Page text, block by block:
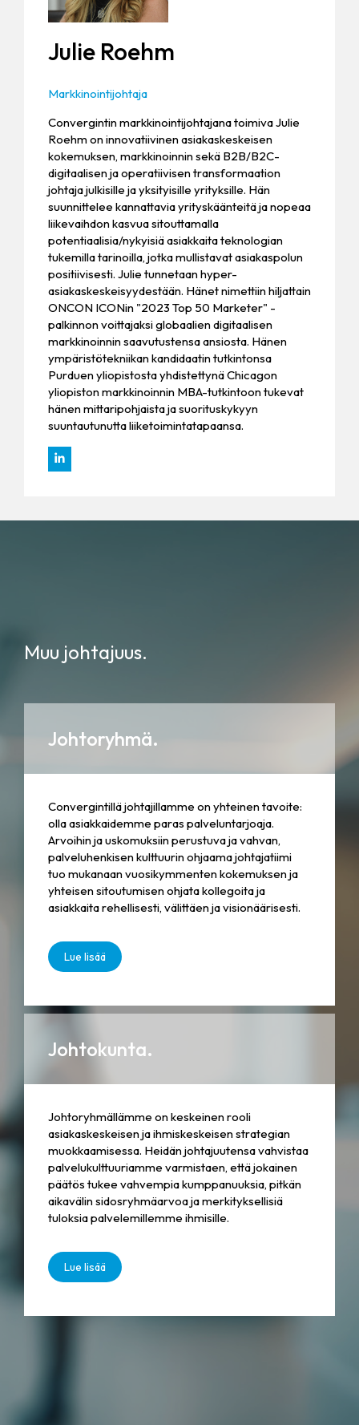
Julie Roehm
Markkinointijohtaja
Convergintin markkinointijohtajana toimiva Julie
Roehm on innovatiivinen asiakaskeskeisen
kokemuksen, markkinoinnin sekä B2B/B2C-
digitaalisen ja operatiivisen transformaation
johtaja julkisille ja yksityisille yrityksille. Hän
suunnittelee kannattavia yrityskäänteitä ja nopeaa
liikevaihdon kasvua sitouttamalla
potentiaalisia/nykyisiä asiakkaita teknologian
tukemilla tarinoilla, jotka mullistavat asiakaspolun
positiivisesti. Julie tunnetaan hyper-
asiakaskeskeisyydestään. Hänet nimettiin hiljattain
ONCON ICONin "2023 Top 50 Marketer" -
palkinnon voittajaksi globaalien digitaalisen
markkinoinnin saavutustensa ansiosta. Hänen
ympäristötekniikan kandidaatin tutkintonsa
Purduen yliopistosta yhdistettynä Chicagon
yliopiston markkinoinnin MBA-tutkintoon tukevat
hänen mittaripohjaista ja suorituskykyyn
suuntautunutta liiketoimintatapaansa.
Muu johtajuus.
Johtoryhmä.
Convergintillä johtajillamme on yhteinen tavoite:
olla asiakkaidemme paras palveluntarjoaja.
Arvoihin ja uskomuksiin perustuva ja vahvan,
palveluhenkisen kulttuurin ohjaama johtajatiimi
tuo mukanaan vuosikymmenten kokemuksen ja
yhteisen sitoutumisen ohjata kollegoita ja
asiakkaita rehellisesti, välittäen ja visionäärisesti.
Lue lisää
Johtokunta.
Johtoryhmällämme on keskeinen rooli
asiakaskeskeisen ja ihmiskeskeisen strategian
muokkaamisessa. Heidän johtajuutensa vahvistaa
palvelukulttuuriamme varmistaen, että jokainen
päätös tukee vahvempia kumppanuuksia, pitkän
aikavälin sidosryhmäarvoa ja merkityksellisiä
tuloksia palvelemillemme ihmisille.
Lue lisää